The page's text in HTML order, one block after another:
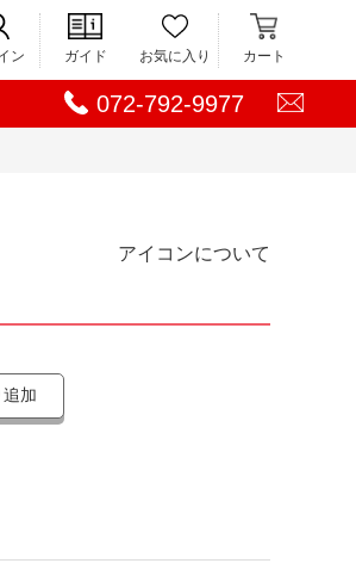
ン ガイド お気に入り カート
072-792-9977
アイコンについて
加